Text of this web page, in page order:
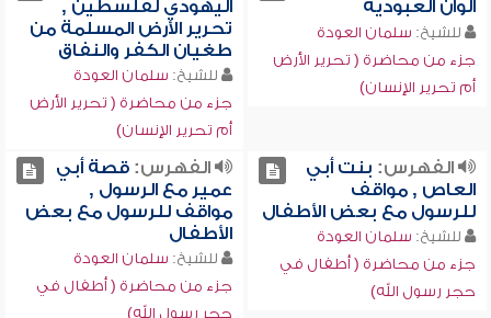
ألوان العبودية
للشيخ: سلمان العودة
جزء من محاضرة ( تحرير الأرض
أم تحرير الإنسان)
اليهودي لفلسطين ,
تحرير الأرض المسلمة من
طغيان الكفر والنفاق
للشيخ: سلمان العودة
جزء من محاضرة ( تحرير الأرض
أم تحرير الإنسان)
الفهرس: بنت أبي
العاص , مواقف
للرسول مع بعض الأطفال
للشيخ: سلمان العودة
جزء من محاضرة ( أطفال في
حجر رسول الله)
الفهرس:قصة أبي
عمير مع الرسول ,
مواقف للرسول مع بعض
الأطفال
للشيخ: سلمان العودة
جزء من محاضرة ( أطفال في
حجر رسول الله)